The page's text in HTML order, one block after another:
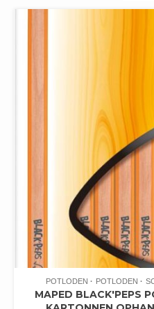
POTLODEN POTLODEN
MAPED BLACK'PEPS